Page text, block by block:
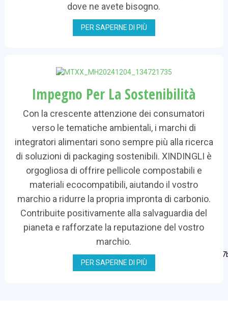
dove ne avete bisogno.
PER SAPERNE DI PIÙ
Impegno Per La Sostenibilità
Con la crescente attenzione dei consumatori
verso le tematiche ambientali, i marchi di
integratori alimentari sono sempre più alla ricerca
di soluzioni di packaging sostenibili. XINDINGLI è
orgogliosa di offrire pellicole compostabili e
materiali ecocompatibili, aiutando il vostro
marchio a ridurre la propria impronta di carbonio.
Contribuite positivamente alla salvaguardia del
pianeta e rafforzate la reputazione del vostro
marchio.
PER SAPERNE DI PIÙ